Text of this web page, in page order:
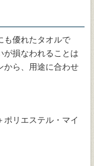
も優れたタオルで
が損なわれることは
から、用途に合わせ
ポリエステル・マイ